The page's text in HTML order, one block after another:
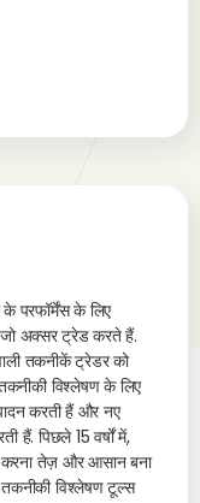
परफॉर्मेंस के लिए
अक्सर ट्रेड करते हैं.
तकनीकें ट्रेडर को
विश्लेषण के लिए
करती हैं और नए
हैं. पिछले 15 वर्षों में,
करना तेज़ और आसान बना
विश्लेषण टूल्स